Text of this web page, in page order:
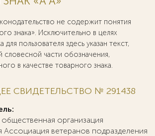
не содержит понятия
знака». Исключительно в целях
пользователя здесь указан текст,
словесной части обозначения,
в качестве товарного знака.
СВИДЕТЕЛЬСТВО № 291438
организация
ветеранов подразделения